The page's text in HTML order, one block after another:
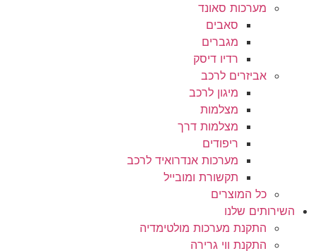
מערכות סאונד
סאבים
מגברים
רדיו דיסק
אביזרים לרכב
מיגון לרכב
מצלמות
מצלמות דרך
ריפודים
מערכות אנדרואיד לרכב
תקשורת ומובייל
כל המוצרים
השירותים שלנו
התקנת מערכות מולטימדיה
התקנת ווי גרירה